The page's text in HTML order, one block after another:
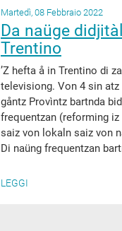
Martedì, 08 Febbraio 2022
Da naüge
Trentino
’Z hefta å in Trentino di
televisiong. Von 4 sin atz
gåntz Provìntz bartnda
frequentzan (reforming
saiz von lokaln saiz von
Di naüng frequentzan
LEGGI